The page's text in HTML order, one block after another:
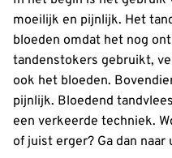
moeilijk en pijnlijk. Het
bloeden omdat het nog
tandenstokers gebruikt,
ook het bloeden.
pijnlijk. Bloedend
een verkeerde techniek.
of juist erger? Ga dan